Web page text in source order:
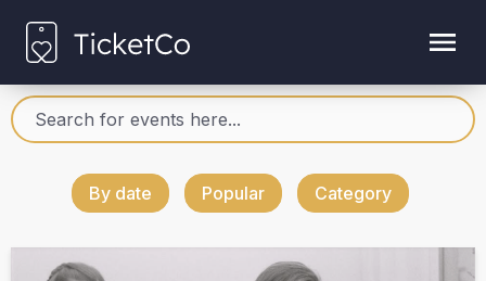
By date Popular Category